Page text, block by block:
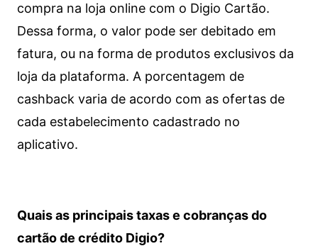
compra na loja online com o Digio Cartão.
Dessa forma, o valor pode ser debitado em
fatura, ou na forma de produtos exclusivos da
loja da plataforma. A porcentagem de
cashback varia de acordo com as ofertas de
cada estabelecimento cadastrado no
aplicativo.
Quais as principais taxas e cobranças do
cartão de crédito Digio?